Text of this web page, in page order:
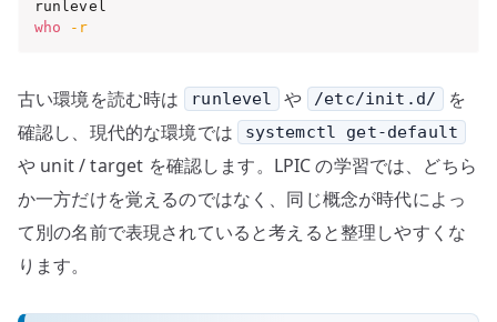
who
-r
古い環境を読む時は runlevel や /etc/init.d/
を
確認し、現代的な環境では
systemctl get-default
や unit / target を確認します。LPIC の学習では、どちら
か一方だけを覚えるのではなく、同じ概念が時代によっ
て別の名前で表現されていると考えると整理しやすくな
ります。